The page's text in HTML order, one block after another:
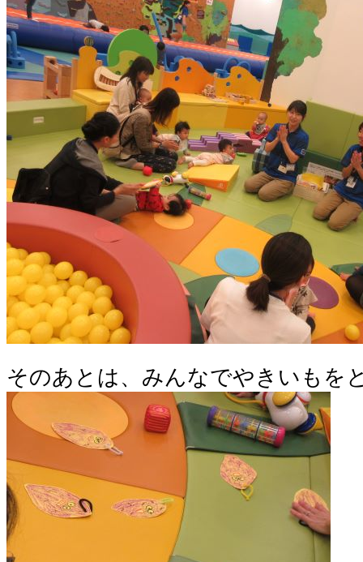
そのあとは、みんなでやきいもを